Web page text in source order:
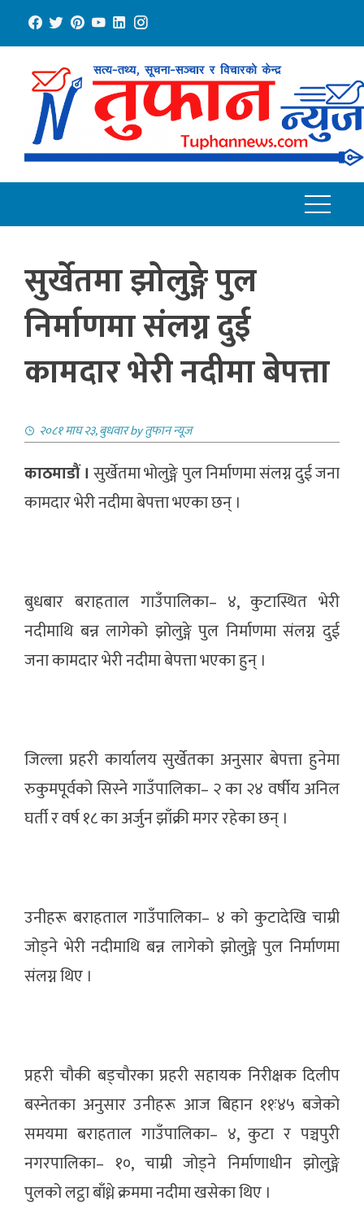
content
सुर्खेतमा झोलुङ्गे पुल
निर्माणमा संलग्न दुई
कामदार भेरी नदीमा बेपत्ता
२०८१ माघ २३, बुधवारbyतुफान न्यूज
काठमाडौं । सुर्खेतमा भोलुङ्गे पुल निर्माणमा संलग्न दुई जना
कामदार भेरी नदीमा बेपत्ता भएका छन् ।
बुधबार बराहताल गाउँपालिका– ४, कुटास्थित भेरी
नदीमाथि बन्न लागेको झोलुङ्गे पुल निर्माणमा संलग्न दुई
जना कामदार भेरी नदीमा बेपत्ता भएका हुन् ।
जिल्ला प्रहरी कार्यालय सुर्खेतका अनुसार बेपत्ता हुनेमा
रुकुमपूर्वको सिस्ने गाउँपालिका– २ का २४ वर्षीय अनिल
घर्ती र वर्ष १८ का अर्जुन झाँक्री मगर रहेका छन् ।
उनीहरू बराहताल गाउँपालिका– ४ को कुटादेखि चाम्री
जोड्ने भेरी नदीमाथि बन्न लागेको झोलुङ्गे पुल निर्माणमा
संलग्न थिए ।
प्रहरी चौकी बड्चाैरका प्रहरी सहायक निरीक्षक दिलीप
बस्नेतका अनुसार उनीहरू आज बिहान ११ः४५ बजेको
समयमा बराहताल गाउँपालिका– ४, कुटा र पञ्चपुरी
नगरपालिका– १०, चाम्री जोड्ने निर्माणाधीन झोलुङ्गे
पुलको लट्ठा बाँध्ने क्रममा नदीमा खसेका थिए ।